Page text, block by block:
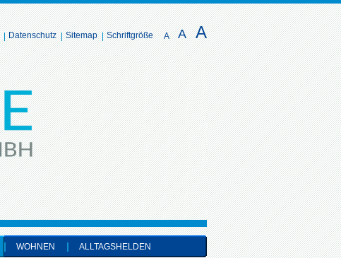
A A A
Datenschutz Sitemap Schriftgröße
WOHNEN ALLTAGSHELDEN